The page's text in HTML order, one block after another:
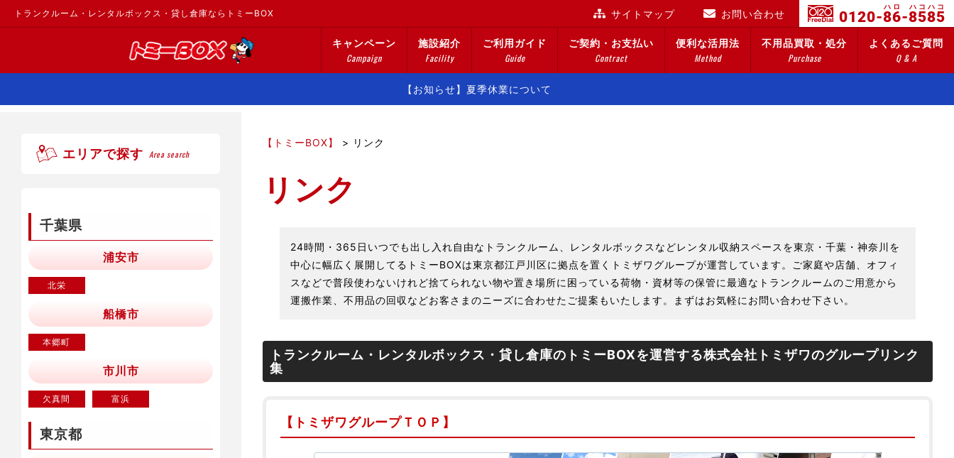
トランクルーム・レンタルボックス・貸し倉庫ならトミーBOX サイトマップ お問い合わせ 0120-8
ハ
6
ロ
-8
ハ
5
コ
8
ハ
5
コ
キャンペーン
Campaign
施設紹介
Facility
ご利用ガイド
Guide
ご契約・お支払い
Contract
便利な活用法
Method
不用品買取・処分
Purchase
よくあるご質問
Q & A
【お知らせ】夏季休業について
エリアで探す Area search
千葉県
浦安市
北栄
船橋市
本郷町
市川市
欠真間 富浜
東京都
【トミーBOX】 > リンク
リンク
24時間・365日いつでも出し入れ自由なトランクルーム、レンタルボックスなどレンタル収納スペースを東京・千葉・神奈川を
中心に幅広く展開してるトミーBOXは東京都江戸川区に拠点を置くトミザワグループが運営しています。ご家庭や店舗、オフィ
スなどで普段使わないけれど捨てられない物や置き場所に困っている荷物・資材等の保管に最適なトランクルームのご用意から
運搬作業、不用品の回収などお客さまのニーズに合わせたご提案もいたします。まずはお気軽にお問い合わせ下さい。
トランクルーム・レンタルボックス・貸し倉庫のトミーBOXを運営する株式会社トミザワのグループリンク
集
【トミザワグループＴＯＰ】